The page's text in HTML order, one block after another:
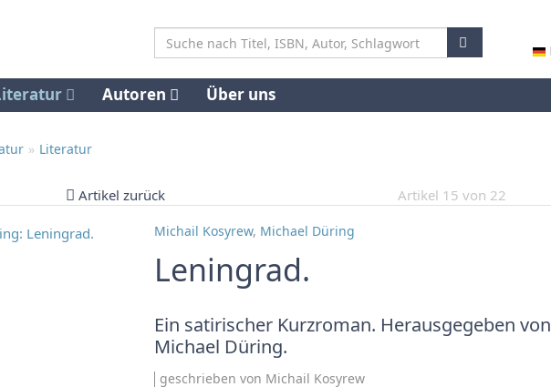
Autoren Über uns
Literatur
Artikel zurück Artikel 15 von 22
Michail Kosyrew, Michael Düring
Leningrad.
Ein satirischer Kurzroman. Herausgegeben von
Michael Düring.
geschrieben von Michail Kosyrew